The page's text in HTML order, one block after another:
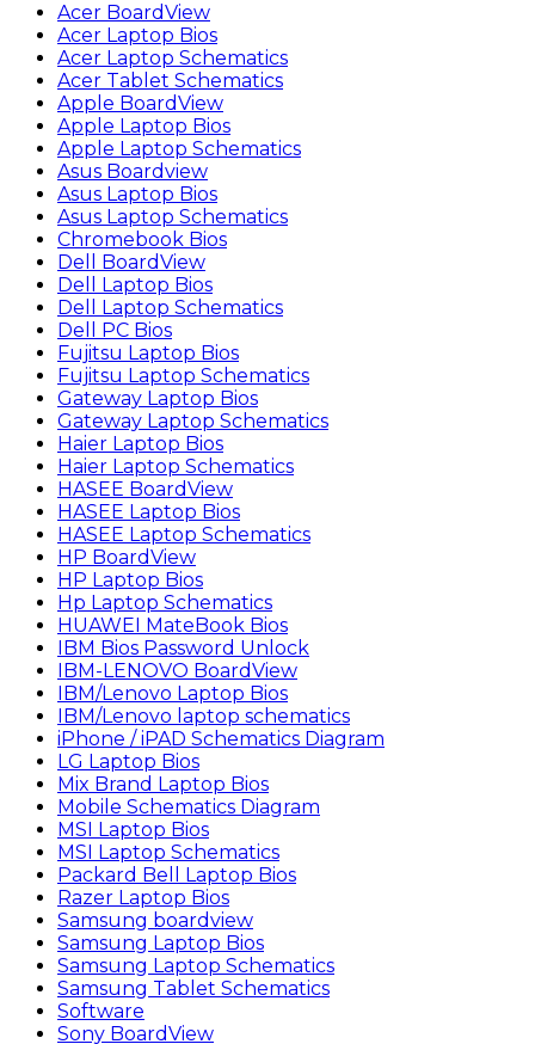
Acer BoardView
Acer Laptop Bios
Acer Laptop Schematics
Acer Tablet Schematics
Apple BoardView
Apple Laptop Bios
Apple Laptop Schematics
Asus Boardview
Asus Laptop Bios
Asus Laptop Schematics
Chromebook Bios
Dell BoardView
Dell Laptop Bios
Dell Laptop Schematics
Dell PC Bios
Fujitsu Laptop Bios
Fujitsu Laptop Schematics
Gateway Laptop Bios
Gateway Laptop Schematics
Haier Laptop Bios
Haier Laptop Schematics
HASEE BoardView
HASEE Laptop Bios
HASEE Laptop Schematics
HP BoardView
HP Laptop Bios
Hp Laptop Schematics
HUAWEI MateBook Bios
IBM Bios Password Unlock
IBM-LENOVO BoardView
IBM/Lenovo Laptop Bios
IBM/Lenovo laptop schematics
iPhone / iPAD Schematics Diagram
LG Laptop Bios
Mix Brand Laptop Bios
Mobile Schematics Diagram
MSI Laptop Bios
MSI Laptop Schematics
Packard Bell Laptop Bios
Razer Laptop Bios
Samsung boardview
Samsung Laptop Bios
Samsung Laptop Schematics
Samsung Tablet Schematics
Software
Sony BoardView